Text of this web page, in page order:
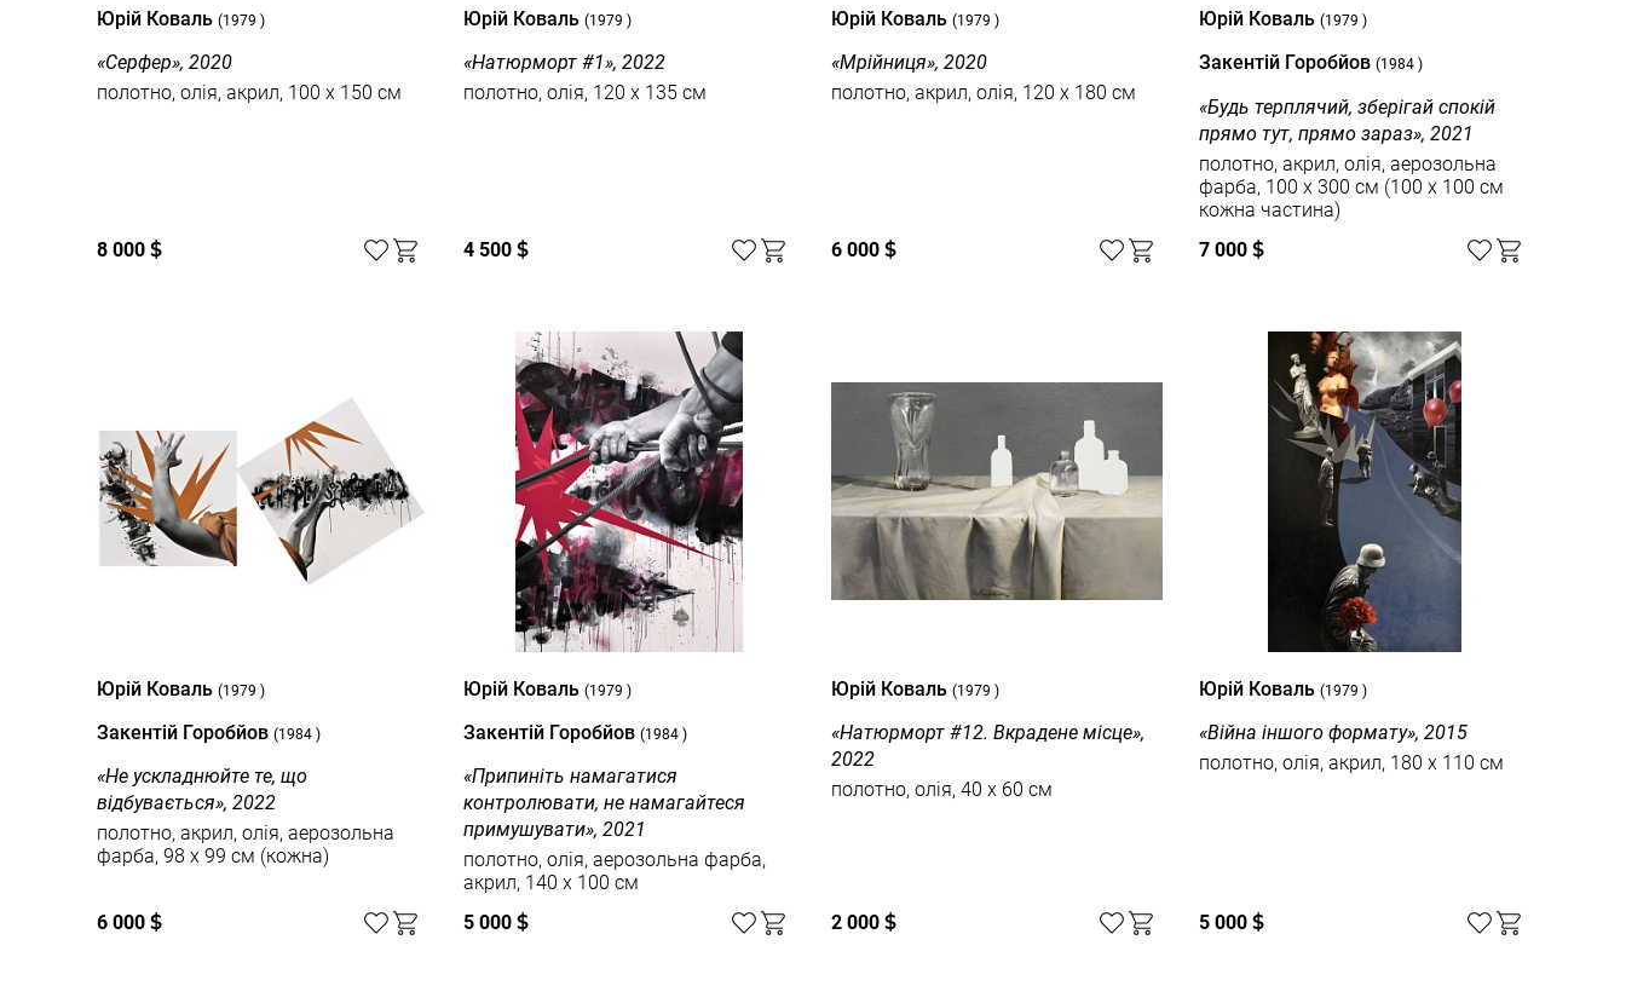
Юрій Коваль (1979 )
«Серфер», 2020
полотно, олія, акрил, 100 x 150 см
8 000 $
Юрій Коваль(1979 )
«Натюрморт #1», 2022
полотно, олія, 120 x 135 см
4 500$
Юрій Коваль (1979 )
«Мрійниця», 2020
полотно, акрил, олія, 120 x 180 см
6 000 $
Юрій Коваль (1979 )
Закентій Горобйов (1984 )
«Будь терплячий, зберігай спокій
прямо тут, прямо зараз», 2021
полотно, акрил, олія, аерозольна
фарба, 100 х 300 см (100 х 100 см
кожна частина)
7 000 $
Юрій Коваль (1979 )
Закентій Горобйов (1984 )
«Не ускладнюйте те, що
відбувається», 2022
полотно, акрил, олія, аерозольна
фарба, 98 х 99 см (кожна)
6 000 $
Юрій Коваль(1979 )
Закентій Горобйов(1984 )
«Припиніть намагатися
контролювати, не намагайтеся
примушувати», 2021
полотно, олія, аерозольна фарба,
акрил, 140 x 100 см
5 000$
Юрій Коваль (1979 )
«Натюрморт #12. Вкрадене місце»,
2022
полотно, олія, 40 x 60 см
2 000 $
Юрій Коваль (1979 )
«Війна іншого формату», 2015
полотно, олія, акрил, 180 x 110 см
5 000 $